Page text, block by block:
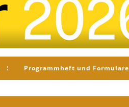
Programmheft und Formulare